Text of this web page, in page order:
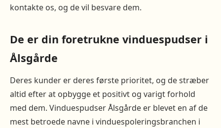
kontakte os, og de vil besvare dem.
De er din foretrukne vinduespudser i
Ålsgårde
Deres kunder er deres første prioritet, og de stræber
altid efter at opbygge et positivt og varigt forhold
med dem. Vinduespudser Ålsgårde er blevet en af de
mest betroede navne i vinduespoleringsbranchen i